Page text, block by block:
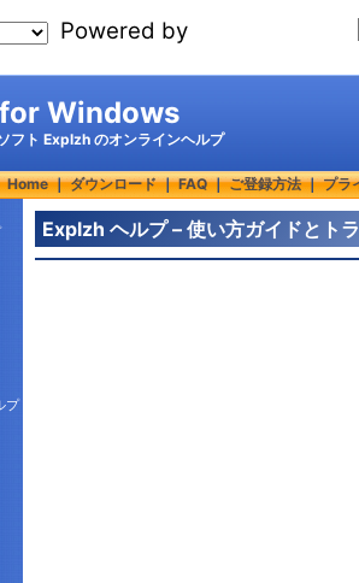
Powered by
Windows
フト Explzh のオンラインヘルプ
Home｜ダウンロード｜FAQ｜ご登録方法｜プラ
プ
Explzh ヘルプ – 使い方ガイドとト